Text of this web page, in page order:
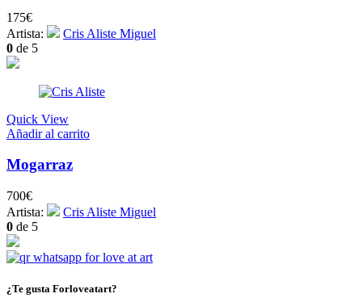
175€
Artista:
Cris Aliste Miguel
0 de 5
Quick View
Añadir al carrito
Mogarraz
700€
Artista:
Cris Aliste Miguel
0 de 5
¿Te gusta Forloveatart?